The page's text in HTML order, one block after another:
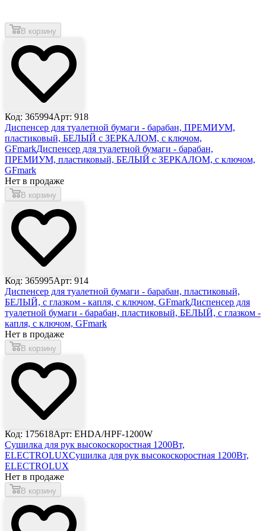
В корзину
Код: 365994Арт: 918
Диспенсер для туалетной бумаги - барабан, ПРЕМИУМ,
пластиковый, БЕЛЫЙ с ЗЕРКАЛОМ, с ключом,
GFmarkДиспенсер для туалетной бумаги - барабан,
ПРЕМИУМ, пластиковый, БЕЛЫЙ с ЗЕРКАЛОМ, с ключом,
GFmark
Нет в продаже
В корзину
Код: 365995Арт: 914
Диспенсер для туалетной бумаги - барабан, пластиковый,
БЕЛЫЙ, с глазком - капля, с ключом, GFmarkДиспенсер для
туалетной бумаги - барабан, пластиковый, БЕЛЫЙ, с глазком -
капля, с ключом, GFmark
Нет в продаже
В корзину
Код: 175618Арт: EHDA/HPF-1200W
Сушилка для рук высокоскоростная 1200Вт,
ELECTROLUXСушилка для рук высокоскоростная 1200Вт,
ELECTROLUX
Нет в продаже
В корзину